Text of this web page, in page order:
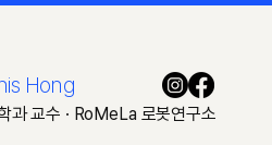
Hong
과 교수 · ​RoMeLa 로봇연구소